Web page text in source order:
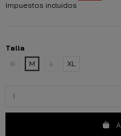
Impuestos incluidos
Talla
S
M L XL